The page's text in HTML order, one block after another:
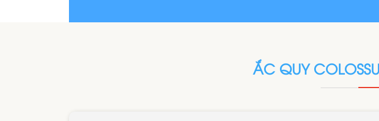
ẮC QUY